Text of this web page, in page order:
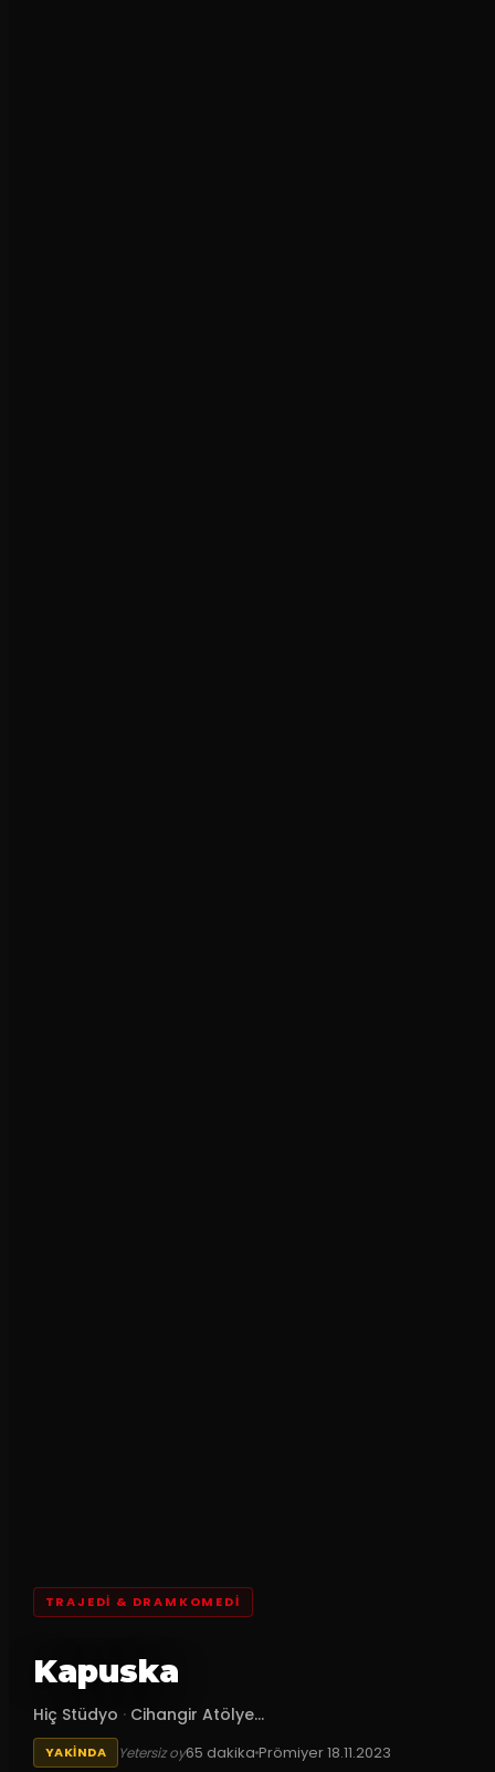
TRAJEDI & DRAMKOMEDI
Kapuska
Hiç Stüdyo · Cihangir Atölye...
YAKINDA Yetersiz oy65 dakikaPrömiyer18.11.2023